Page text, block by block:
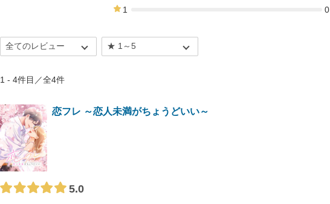
1
0
1 - 4件目／全4件
恋フレ ～恋人未満がちょうどいい～
5.0